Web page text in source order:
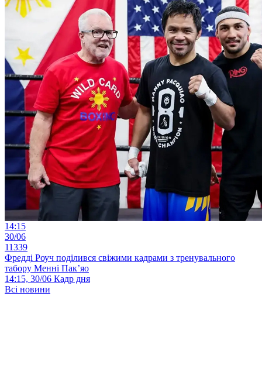
14:15
30/06
11339
Фредді Роуч поділився свіжими кадрами з тренувального
табору Менні Пак’яо
14:15, 30/06 Кадр дня
Всі новини